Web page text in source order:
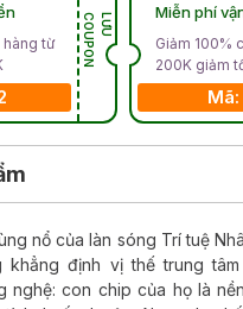
hàng từ
L
Ư
U
C
O
U
P
O
N
Miễn phí
Giảm 100%
200K giảm
nổ của làn sóng Trí tuệ
khẳng định vị thế trung tâm
nghệ: con chip của họ là